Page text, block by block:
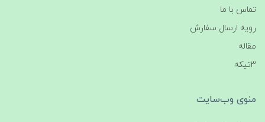
تماس با ما
رویه ارسال سفارش
مقاله
3تیکه
منوی وب‌سایت